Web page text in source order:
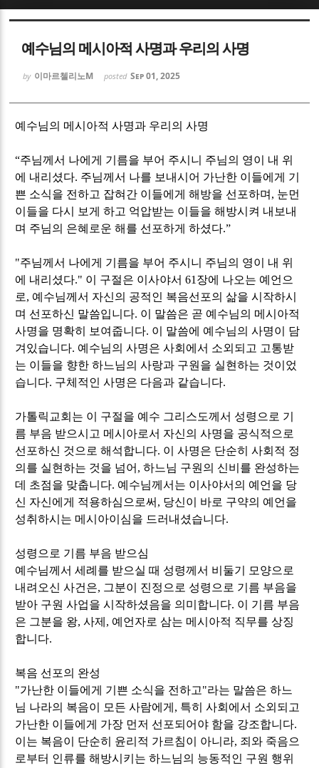
예수님의 메시아적 사명과 우리의 사명
by 이마르첼리노M posted Sep 01, 2025
예수님의 메시아적 사명과 우리의 사명
“주님께서 나에게 기름을 부어 주시니 주님의 영이 내 위
에 내리셨다. 주님께서 나를 보내시어 가난한 이들에게 기
쁜 소식을 전하고 잡혀간 이들에게 해방을 선포하며 , 눈먼
이들을 다시 보게 하고 억압받는 이들을 해방시켜 내보내
며 주님의 은혜로운 해를 선포하게 하셨다.”
"주님께서 나에게 기름을 부어 주시니 주님의 영이 내 위
에 내리셨다." 이 구절은 이사야서61 장에 나오는 예언으
로, 예수님께서 자신의 공적인 복음선포의 삶을 시작하시
며 선포하신 말씀입니다. 이 말씀은 곧 예수님의 메시아적
사명을 명확히 보여줍니다. 이 말씀에 예수님의 사명이 담
겨있습니다. 예수님의 사명은 사회에서 소외되고 고통받
는 이들을 향한 하느님의 사랑과 구원을 실현하는 것이었
습니다. 구체적인 사명은 다음과 같습니다.
가톨릭교회는 이 구절을 예수 그리스도께서 성령으로 기
름 부음 받으시고 메시아로서 자신의 사명을 공식적으로
선포하신 것으로 해석합니다. 이 사명은 단순히 사회적 정
의를 실현하는 것을 넘어 ,하느님 구원의 신비를 완성하는
데 초점을 맞춥니다. 예수님께서는 이사야서의 예언을 당
신 자신에게 적용하심으로써 , 당신이 바로 구약의 예언을
성취하시는 메시아이심을 드러내셨습니다.
성령으로 기름 부음 받으심
예수님께서 세례를 받으실 때 성령께서 비둘기 모양으로
내려오신 사건은, 그분이 진정으로 성령으로 기름 부음을
받아 구원 사업을 시작하셨음을 의미합니다. 이 기름 부음
은 그분을 왕,사제 , 예언자로 삼는 메시아적 직무를 상징
합니다.
복음 선포의 완성
"가난한 이들에게 기쁜 소식을 전하고"라는 말씀은 하느
님 나라의 복음이 모든 사람에게 , 특히 사회에서 소외되고
가난한 이들에게 가장 먼저 선포되어야 함을 강조합니다.
이는 복음이 단순히 윤리적 가르침이 아니라, 죄와 죽음으
로부터 인류를 해방시키는 하느님의 능동적인 구원 행위
Sketchbook5, 스케치북5
Sketchbook5, 스케치북5
Sketchbook5, 스케치북5
Sketchbook5, 스케치북5